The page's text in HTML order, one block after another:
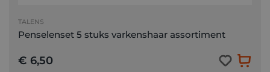
TALENS
Penselenset 5 stuks varkenshaar assortiment
€ 6,50